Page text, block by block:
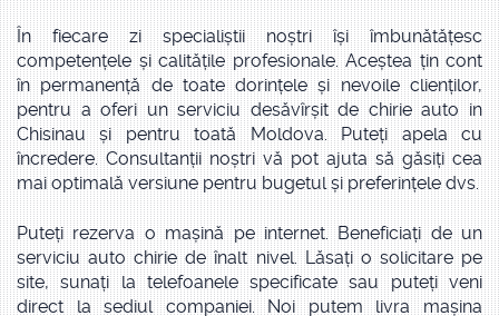
În fiecare zi specialiștii noștri își îmbunătățesc
competențele și calitățile profesionale. Aceștea țin cont
în permanență de toate dorințele și nevoile clienților,
pentru a oferi un serviciu desăvîrșit de chirie auto in
Chisinau și pentru toată Moldova. Puteți apela cu
încredere. Consultanții noștri vă pot ajuta să găsiți cea
mai optimală versiune pentru bugetul și preferințele dvs.
Puteți rezerva o mașină pe internet. Beneficiați de un
serviciu auto chirie de înalt nivel. Lăsați o solicitare pe
site, sunați la telefoanele specificate sau puteți veni
direct la sediul companiei. Noi putem livra mașina